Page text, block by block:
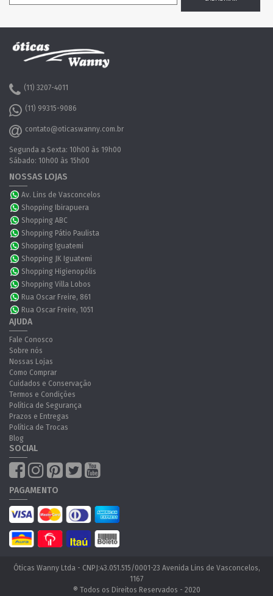
(11) 3207-4011
(11) 99315-9086
contato@oticaswanny.com.br
Segunda a Sexta: 10h00 às 19h00
Sábado: 10h00 às 15h00
NOSSAS LOJAS
Av. Lins de Vasconcelos
Shopping Ibirapuera
Shopping ABC
Shopping Pátio Paulista
Shopping Iguatemi
Shopping JK Iguatemi
Shopping Higienopólis
Shopping Villa Lobos
Rua Oscar Freire, 861
Rua Oscar Freire, 1051
AJUDA
Fale Conosco
Sobre nós
Nossas Lojas
Como Comprar
Cuidados e Conservação
Termos e Condições
Política de Segurança
Prazos e Entregas
Política de Trocas
Blog
SOCIAL
PAGAMENTO
Óticas Wanny Ltda - CNPJ:43.051.515/0001-23 Avenida Lins de Vasconcelos,
1167
® Todos os Direitos Reservados - 2020